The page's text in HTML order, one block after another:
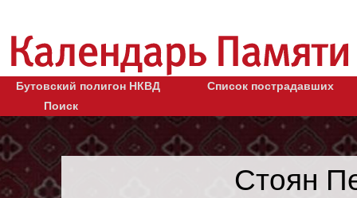
Бутовский полигон НКВД
Список пострадавших
Поиск
Стоян